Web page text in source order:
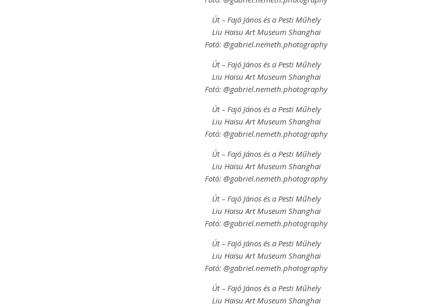
Út – Fajó János és a Pesti Műhely
Liu Haisu Art Museum Shanghai
Fotó: @gabriel.nemeth.photography
Út – Fajó János és a Pesti Műhely
Liu Haisu Art Museum Shanghai
Fotó: @gabriel.nemeth.photography
Út – Fajó János és a Pesti Műhely
Liu Haisu Art Museum Shanghai
Fotó: @gabriel.nemeth.photography
Út – Fajó János és a Pesti Műhely
Liu Haisu Art Museum Shanghai
Fotó: @gabriel.nemeth.photography
Út – Fajó János és a Pesti Műhely
Liu Haisu Art Museum Shanghai
Fotó: @gabriel.nemeth.photography
Út – Fajó János és a Pesti Műhely
Liu Haisu Art Museum Shanghai
Fotó: @gabriel.nemeth.photography
Út – Fajó János és a Pesti Műhely
Liu Haisu Art Museum Shanghai